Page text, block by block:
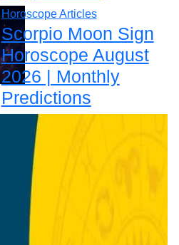
Horoscope Articles
Scorpio Moon Sign
Horoscope August
2026 | Monthly
Predictions